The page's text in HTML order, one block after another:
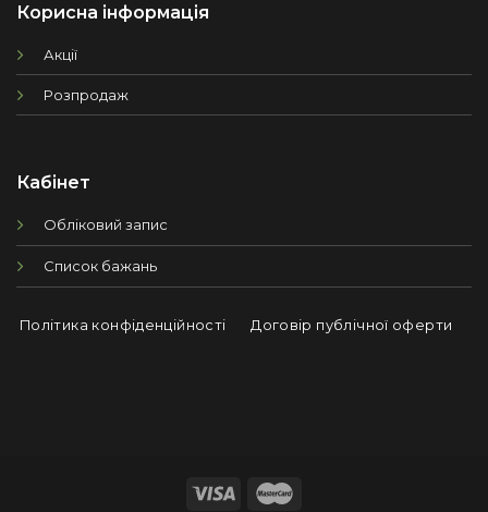
Корисна інформація
Акції
Розпродаж
Кабінет
Обліковий запис
Список бажань
Політика конфіденційності Договір публічної оферти